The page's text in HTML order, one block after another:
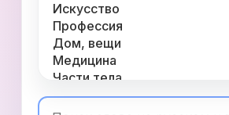
Искусство
Профессия
Дом, вещи
Медицина
Части тела
Одежда
Время